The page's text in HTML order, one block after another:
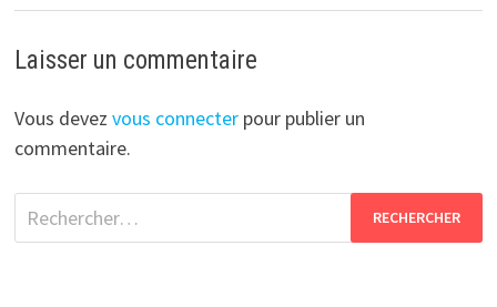
Laisser un commentaire
Vous devez vous connecterpour publier un
commentaire.
Rechercher :